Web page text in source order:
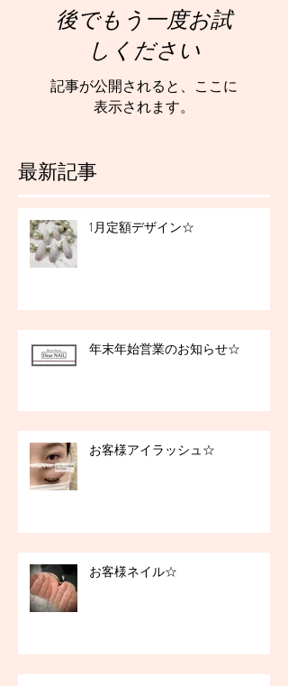
最新記事
後でもう一度お試
しください
記事が公開されると、ここに
表示されます。
1月定額デザイン☆
年末年始営業のお知らせ☆
お客様アイラッシュ☆
お客様ネイル☆